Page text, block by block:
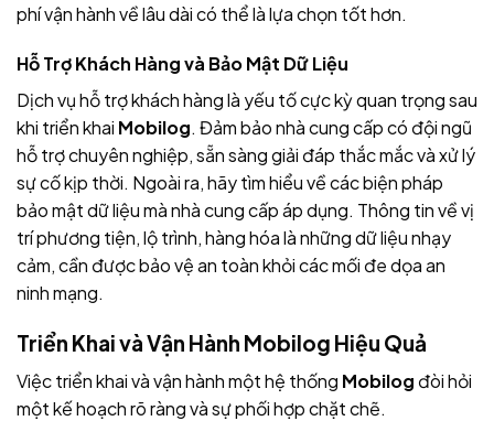
phí vận hành về lâu dài có thể là lựa chọn tốt hơn.
Hỗ Trợ Khách Hàng và Bảo Mật Dữ Liệu
Dịch vụ hỗ trợ khách hàng là yếu tố cực kỳ quan trọng sau
khi triển khai Mobilog. Đảm bảo nhà cung cấp có đội ngũ
hỗ trợ chuyên nghiệp, sẵn sàng giải đáp thắc mắc và xử lý
sự cố kịp thời. Ngoài ra, hãy tìm hiểu về các biện pháp
bảo mật dữ liệu mà nhà cung cấp áp dụng. Thông tin về vị
trí phương tiện, lộ trình, hàng hóa là những dữ liệu nhạy
cảm, cần được bảo vệ an toàn khỏi các mối đe dọa an
ninh mạng.
Triển Khai và Vận Hành Mobilog Hiệu Quả
Việc triển khai và vận hành một hệ thống Mobilog đòi hỏi
một kế hoạch rõ ràng và sự phối hợp chặt chẽ.